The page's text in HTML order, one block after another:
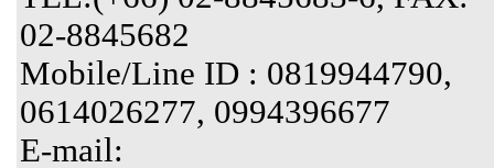
02-8845682
Mobile/Line ID : 0819944790,
0614026277, 0994396677
E-mail: